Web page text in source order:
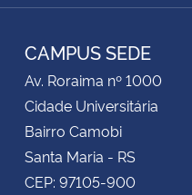
RSS
CAMPUS SEDE
Av. Roraima nº 1000
Cidade Universitária
Bairro Camobi
Santa Maria - RS
CEP: 97105-900